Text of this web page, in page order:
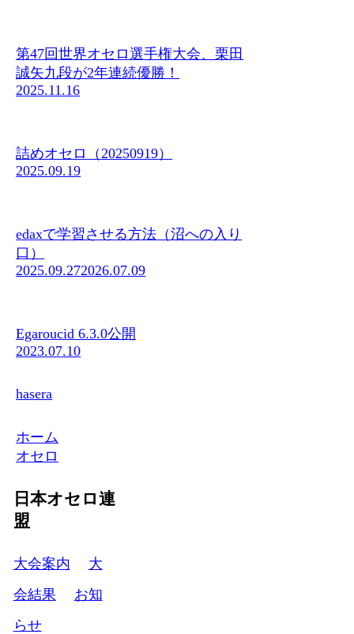
第47回世界オセロ選手権大会、栗田
誠矢九段が2年連続優勝！
2025.11.16
詰めオセロ（20250919）
2025.09.19
edaxで学習させる方法（沼への入り
口）
2025.09.272026.07.09
Egaroucid 6.3.0公開
2023.07.10
hasera
ホーム
オセロ
日本オセロ連
盟
大会案内
大
会結果
お知
らせ